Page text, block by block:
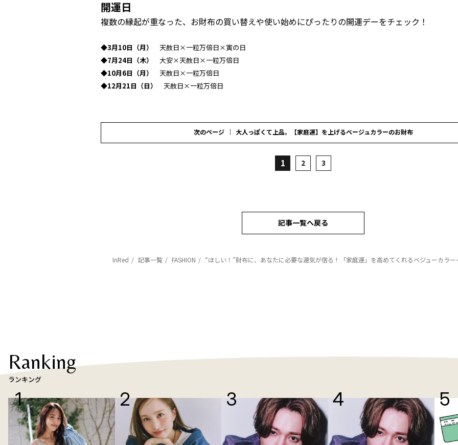
開運日
複数の縁起が重なった、お財布の買い替えや使い始めにぴったりの開運デーをチェック！
◆3月10日（月） 天赦日×一粒万倍日×寅の日
◆7月24日（木） 大安×天赦日×一粒万倍日
◆10月6日（月） 天赦日×一粒万倍日
◆12月21日（日）
天赦日×一粒万倍日
次のページ 大人っぽくて上品。【家庭運】を上げるベージュカラーのお財布
1 2 3
記事一覧へ戻る
InRed 記事一覧 FASHION “ほしい！”財布に、あなたに必要な運気が宿る！「家庭運」を高めてくれるベジューカラー＜イヴルル
Ranking
ランキング